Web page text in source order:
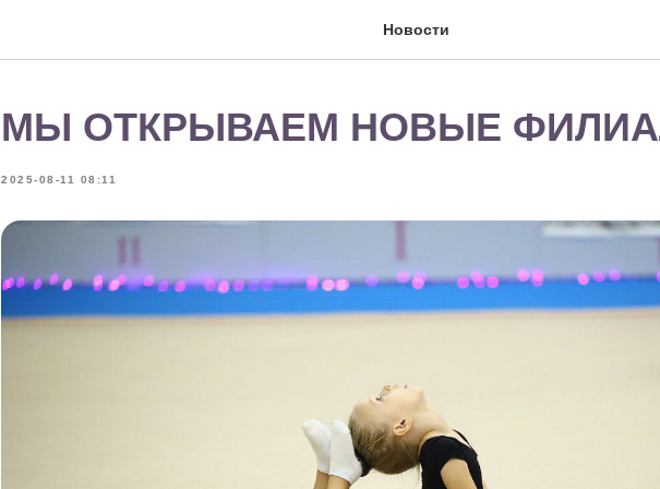
Новости
МЫ ОТКРЫВАЕМ НОВЫЕ
2025-08-11 08:11